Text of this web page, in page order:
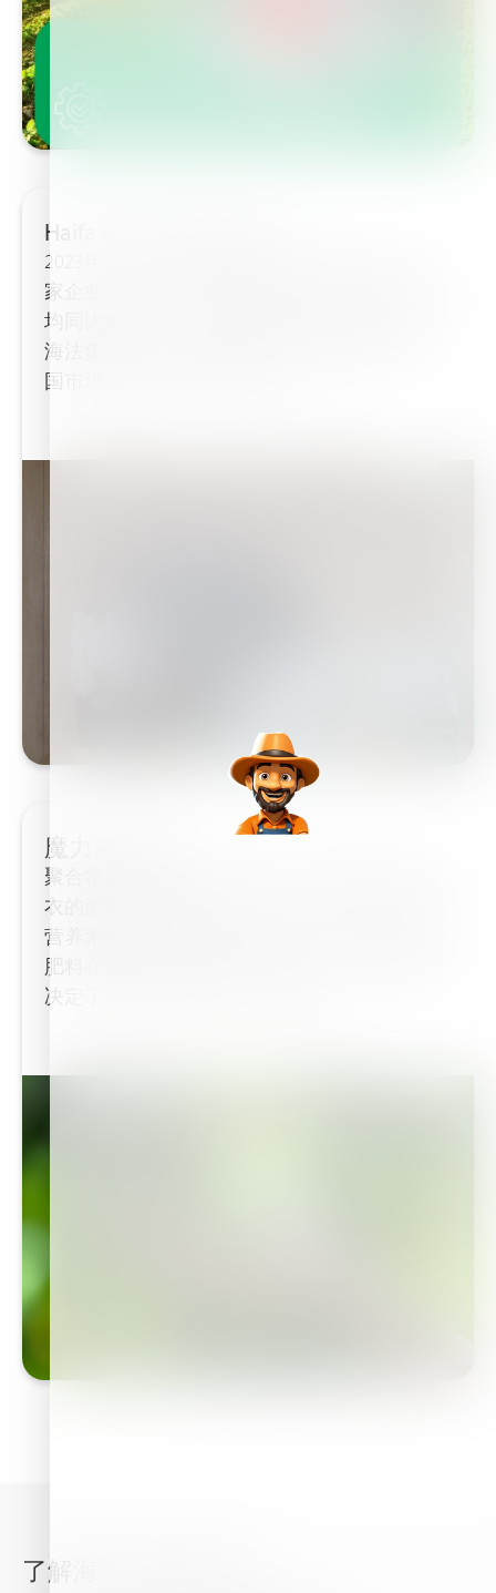
Haifa Group CEO访谈
2023年，已上市的25家中国肥料企业中，仅3
家企业的营业收入和归属上市公司股东净利润
均同比增加，16家企业的营业收入同比下降。
海法集团2023年的营业收入和净利润如何？中
国市场的销售收入表现如何？...
魔力康®技术
聚合物包衣控释技术 魔力康® 产品以聚合物包
衣的肥料颗粒为基础。 在生产过程中，水溶性
营养素被封装在聚合物外壳中。这种外壳防止
肥料在施用到土壤中时立即溶解。外壳的厚度
决定了养分释放的周期。 施肥后...
了解海法的最新资讯